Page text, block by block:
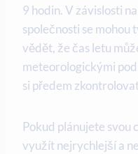
9 hodin. V závislosti
společnosti se mohou
vědět, že čas letu
meteorologickými
si předem
Pokud plánujete svou
využít nejrychlejší a